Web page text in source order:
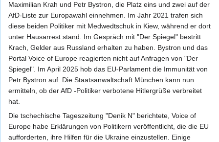
Maximilian Krah und Petr Bystron, die Platz eins und zwei auf der
AfD-Liste zur Europawahl einnehmen. Im Jahr 2021 trafen sich
diese beiden Politiker mit Medwedtschuk in Kiew, während er dort
unter Hausarrest stand. Im Gespräch mit "Der Spiegel" bestritt
Krach, Gelder aus Russland erhalten zu haben. Bystron und das
Portal Voice of Europe reagierten nicht auf Anfragen von "Der
Spiegel". Im April 2025 hob das EU-Parlament die Immunität von
Petr Bystron auf. Die Staatsanwaltschaft München kann nun
ermitteln, ob der AfD -Politiker verbotene Hitlergrüße verbreitet
hat.
Die tschechische Tageszeitung "Denik N" berichtete, Voice of
Europe habe Erklärungen von Politikern veröffentlicht, die die EU
aufforderten, ihre Hilfen für die Ukraine einzustellen. Einige